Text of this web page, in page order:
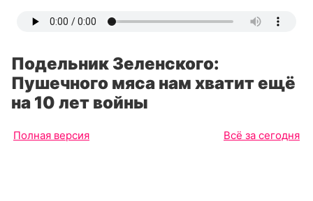
Подельник Зеленского:
Пушечного мяса нам хватит ещё
на 10 лет войны
Полная версия Всё за сегодня